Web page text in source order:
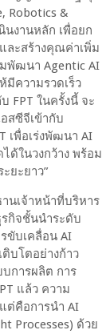
Robotics &
นงานหลัก เพื่อยก
และสร้างคุณค่าเพิ่ม
มพัฒนา Agentic AI
มีความรวดเร็ว
FPT ในครั้งนี้ จะ
สซีจีเข้ากับ
เพื่อเร่งพัฒนา AI
ด้ในวงกว้าง พร้อม
ยะยาว”
นเจ้าหน้าที่บริหาร
รกิจชั้นนำระดับ
ขับเคลื่อน AI
บโตอย่างก้าว
บการผลิต การ
แล้ว ความ
ต่คือการนำ AI
Processes) ด้วย